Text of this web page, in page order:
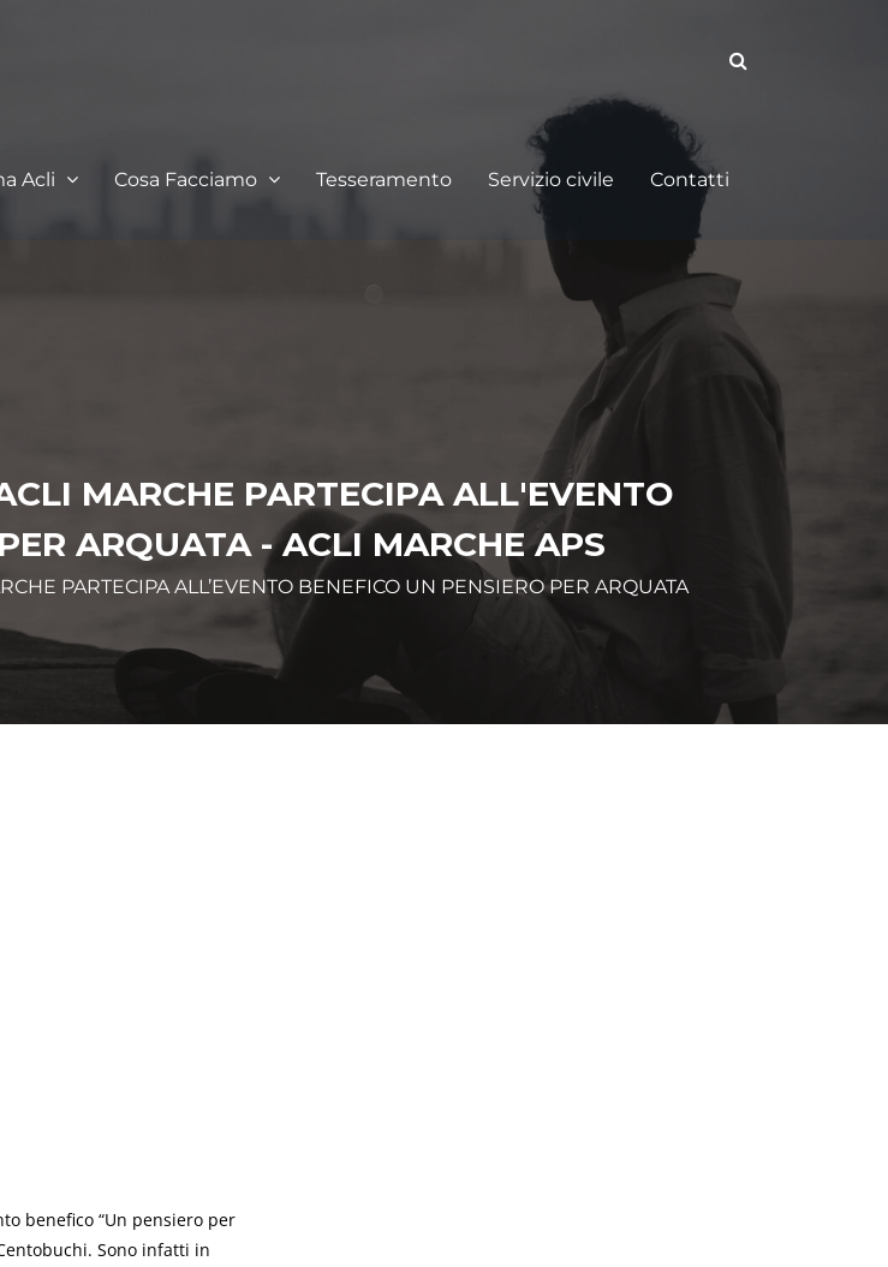
Acli Cosa Facciamo Tesseramento Servizio civile Contatti
MARCHE PARTECIPA ALL'EVENTO
ARQUATA - ACLI MARCHE APS
PARTECIPA ALL’EVENTO BENEFICO UN PENSIERO PER ARQUATA
benefico “Un pensiero per
Sono infatti in